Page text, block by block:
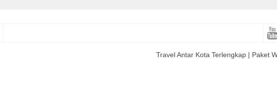
Travel Antar Kota Terlengkap | Paket Wisata